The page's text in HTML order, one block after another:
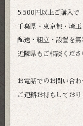
5,500円以上ご購入で
千葉県・東京都・埼玉
配送・組立・設置を無
近隣県もご相談くだ
お電話でのお問い合
ご連絡お待ちしており